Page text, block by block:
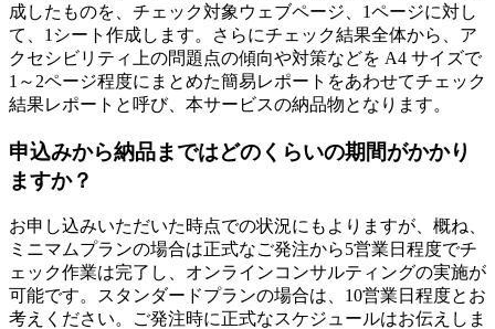
成したものを、チェック対象ウェブページ、1ページに対し
て、1シート作成します。さらにチェック結果全体から、ア
クセシビリティ上の問題点の傾向や対策などを A4 サイズで
1～2ページ程度にまとめた簡易レポートをあわせてチェック
結果レポートと呼び、本サービスの納品物となります。
申込みから納品まではどのくらいの期間がかかり
ますか？
お申し込みいただいた時点での状況にもよりますが、概ね、
ミニマムプランの場合は正式なご発注から5営業日程度でチ
ェック作業は完了し、オンラインコンサルティングの実施が
可能です。スタンダードプランの場合は、10営業日程度とお
考えください。ご発注時に正式なスケジュールはお伝えしま